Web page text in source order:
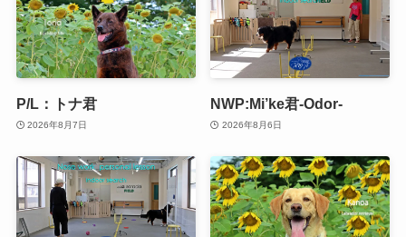
P/L：トナ君
2026年8月7日
NWP:Mi’ke君-Odor-
2026年8月6日